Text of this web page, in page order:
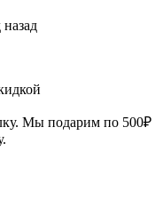
Мы подарим по 500₽